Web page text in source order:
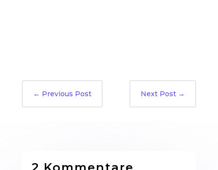
← Previous Post Next Post →